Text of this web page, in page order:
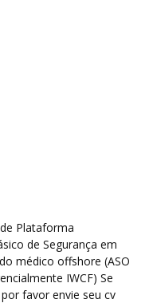
Plataforma
de Segurança em
médico offshore (ASO
IWCF) Se
favor envie seu cv